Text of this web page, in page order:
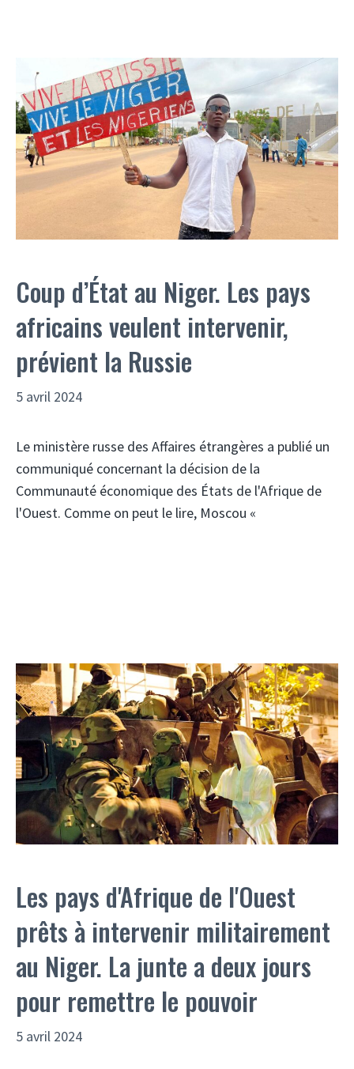
Coup d’État au Niger. Les pays
africains veulent intervenir,
prévient la Russie
5 avril 2024
Le ministère russe des Affaires étrangères a publié un
communiqué concernant la décision de la
Communauté économique des États de l'Afrique de
l'Ouest. Comme on peut le lire, Moscou «
Les pays d'Afrique de l'Ouest
prêts à intervenir militairement
au Niger. La junte a deux jours
pour remettre le pouvoir
5 avril 2024